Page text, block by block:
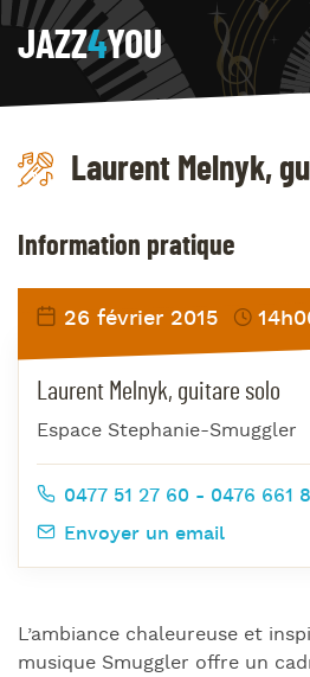
JAZZ4YOU
Laurent Melnyk,
L’ambiance chaleureuse et
musique Smuggler offre un
Information pratique
26 février 2015
Laurent Melnyk, guitare solo
Espace Stephanie-Smuggler
0477 51 27 60 - 0476 661
Envoyer un email